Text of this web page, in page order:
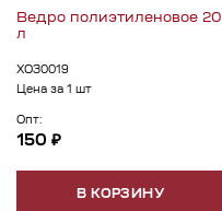
Ведро полиэтиленовое 20
л
ХОЗ0019
Цена за 1 шт
Опт:
150 ₽
В КОРЗИНУ